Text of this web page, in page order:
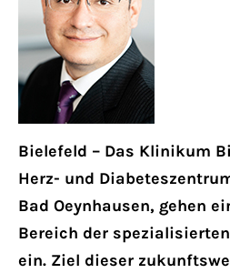
nec.
Bielefeld – Das Klinikum
Herz- und
Bad Oeynhausen, gehen
Bereich der
ein. Ziel dieser